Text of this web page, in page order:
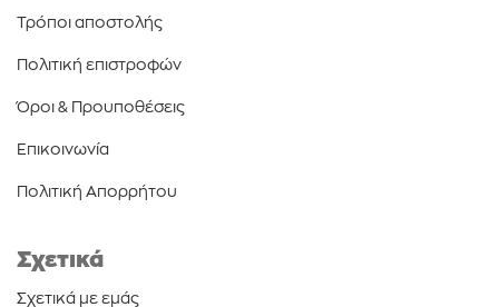
Τρόποι αποστολής
Πολιτική επιστροφών
Όροι & Προυποθέσεις
Επικοινωνία
Πολιτική Απορρήτου
Σχετικά
Σχετικά με εμάς